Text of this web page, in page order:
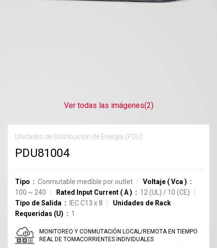
Ver todas las imágenes(2)
Unidades de Distribucion de Energía (PDU)
PDU81004
Tipo Conmutable medible por outlet Voltaje (Vca )
100 ~ 240
Rated Input Current (A) 12 (UL) / 10 (CE)
Tipo de Salida
IEC C13 x8
Unidades de Rack
Requeridas (U)
1
MONITOREO Y CONMUTACIÓN LOCAL/REMOTA EN TIEMPO
REAL DE TOMACORRIENTES INDIVIDUALES